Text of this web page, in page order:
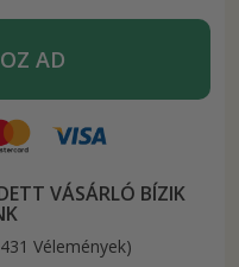
AD
VÁSÁRLÓ BÍZIK
Vélemények)